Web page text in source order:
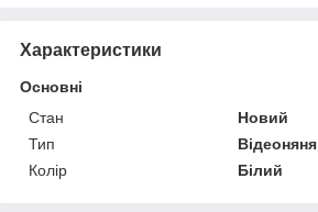
Характеристики
Основні
Стан
Новий
Тип
Відеоняня
Колір
Білий